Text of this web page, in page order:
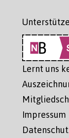
Lernt uns
Impressum